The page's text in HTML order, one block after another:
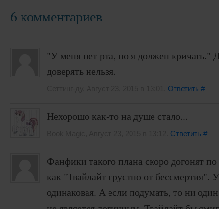
6 комментариев
"У меня нет рта, но я должен кричать."
доверять нельзя.
Ответить #
Нехорошо как-то на душе стало...
Ответить #
Фанфики такого плана скоро догонят
как "Твайлайт грустно от бессмертия".
одинаковая. А если подумать, то ни